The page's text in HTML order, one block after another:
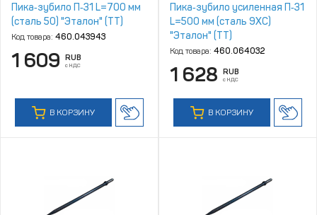
Пика‑зубило П‑31 L=700 мм
(сталь 50) "Эталон" (ТТ)
Код товара: 460.043943
1 609 RUB
с НДС
В КОРЗИНУ
Пика‑зубило усиленная П‑31
L=500 мм (сталь 9ХС)
"Эталон" (ТТ)
Код товара: 460.064032
1 628 RUB
с НДС
В КОРЗИНУ